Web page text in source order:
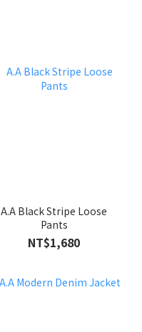
A.A Black Stripe Loose
Pants
NT$1,680